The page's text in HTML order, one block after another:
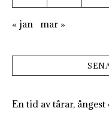
« jan mar »
En tid av tårar,